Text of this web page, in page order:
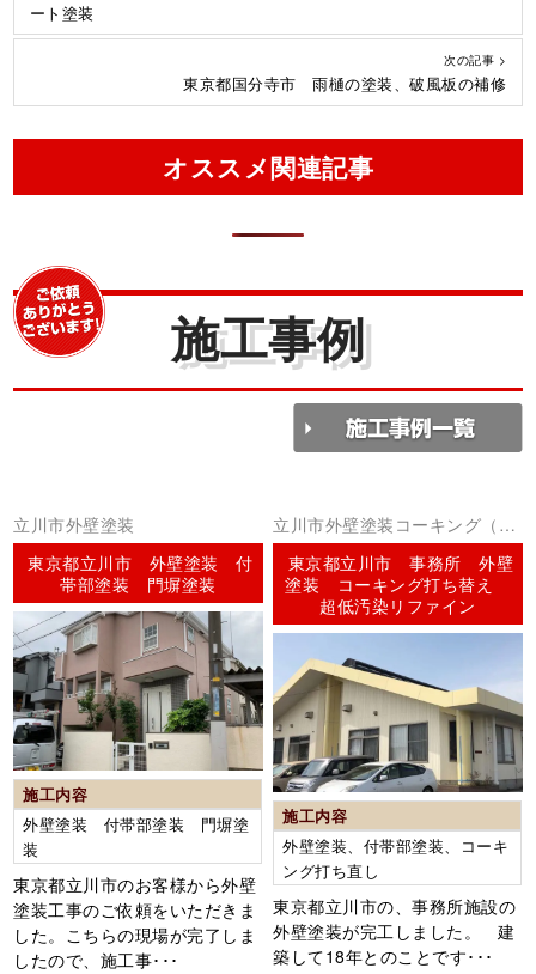
ート塗装
次の記事 >
東京都国分寺市 雨樋の塗装、破風板の補修
オススメ関連記事
施工事例
立川市外壁塗装
東京都立川市 外壁塗装 付
帯部塗装 門塀塗装
施工内容
外壁塗装 付帯部塗装 門塀塗
装
東京都立川市のお客様から外壁
塗装工事のご依頼をいただきま
した。こちらの現場が完了しま
したので、施工事･･･
立川市外壁塗装コーキング（シ
ーリング）
東京都立川市 事務所 外壁
塗装 コーキング打ち替え
超低汚染リファイン
施工内容
外壁塗装、付帯部塗装、コーキ
ング打ち直し
東京都立川市の、事務所施設の
外壁塗装が完工しました。 建
築して18年とのことです･･･